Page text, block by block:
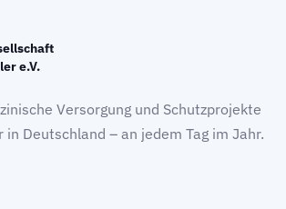
e.V.
Versorgung und Schutzprojekte
in Deutschland – an jedem Tag im Jahr.